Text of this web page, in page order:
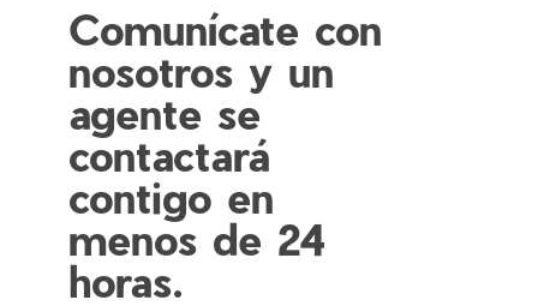
Comunícate con
nosotros y un
agente se
contactará
contigo en
menos de 24
horas.